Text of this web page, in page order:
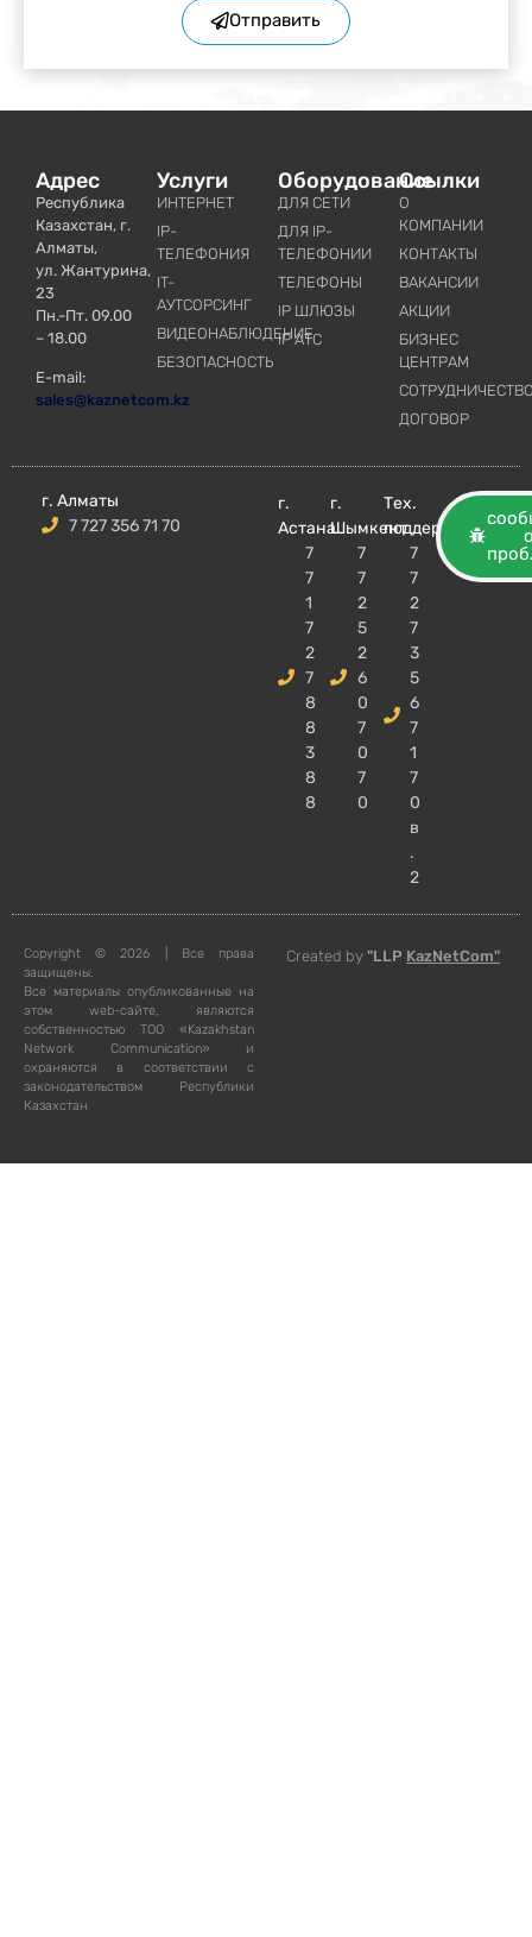
Отправить
Адрес
Республика
Казахстан, г.
Алматы,
ул. Жантурина,
23
Пн.-Пт. 09.00
– 18.00
E-mail:
sales@kaznetcom.kz
Услуги
ИНТЕРНЕТ
IP-
ТЕЛЕФОНИЯ
IT-
АУТСОРСИНГ
ВИДЕОНАБЛЮДЕНИЕ
БЕЗОПАСНОСТЬ
Оборудование
ДЛЯ СЕТИ
ДЛЯ IP-
ТЕЛЕФОНИИ
ТЕЛЕФОНЫ
IP ШЛЮЗЫ
IP АТС
Ссылки
О
КОМПАНИИ
КОНТАКТЫ
ВАКАНСИИ
АКЦИИ
БИЗНЕС
ЦЕНТРАМ
ДОГОВОР
г. Алматы
7 727 356 71 70
г.
Астана
7
7
1
7
2
7
8
8
3
8
8
г.
Шымкент
7
7
2
5
2
6
0
7
0
7
0
Тех.
поддержка
7
7
2
7
3
5
6
7
1
7
0
в
.
2
Copyright © 2026 | Все права
защищены.
Все материалы опубликованные на
этом web-сайте, являются
собственностью ТОО «Kazakhstan
Network Communication» и
охраняются в соответствии с
законодательством Республики
Казахстан
Created by "LLP KazNetCom"